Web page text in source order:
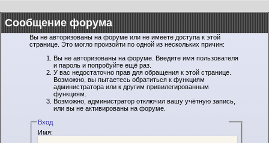
Сообщение форума
Вы не авторизованы на форуме или не имеете доступа к этой
странице. Это могло произойти по одной из нескольких причин:
Вы не авторизованы на форуме. Введите имя пользователя
и пароль и попробуйте ещё раз.
У вас недостаточно прав для обращения к этой странице.
Возможно, вы пытаетесь обратиться к функциям
администратора или к другим привилегированным
функциям.
Возможно, администратор отключил вашу учётную запись,
или вы не активированы на форуме.
Вход
Имя: